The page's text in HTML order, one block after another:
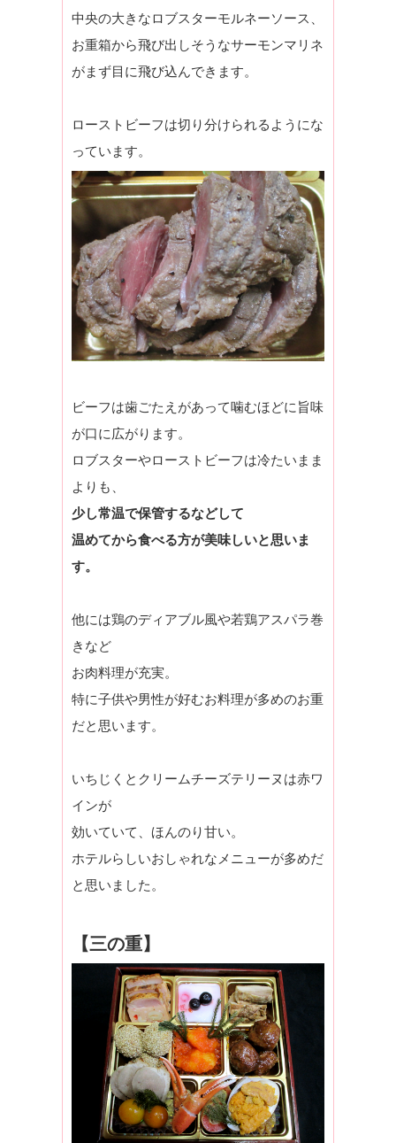
中央の大きなロブスターモルネーソース、
お重箱から飛び出しそうなサーモンマリネ
がまず目に飛び込んできます。
ローストビーフは切り分けられるようにな
っています。
ビーフは歯ごたえがあって噛むほどに旨味
が口に広がります。
ロブスターやローストビーフは冷たいまま
よりも、
少し常温で保管するなどして
温めてから食べる方が美味しいと思いま
す。
他には鶏のディアブル風や若鶏アスパラ巻
きなど
お肉料理が充実。
特に子供や男性が好むお料理が多めのお重
だと思います。
いちじくとクリームチーズテリーヌは赤ワ
インが
効いていて、ほんのり甘い。
ホテルらしいおしゃれなメニューが多めだ
と思いました。
【三の重】